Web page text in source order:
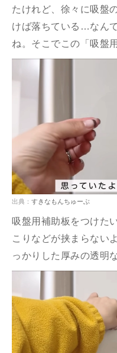
たけれど、徐々に吸盤
けば落ちている…なん
ね。そこでこの「吸盤
出典： すきなもんちゅーぶ
吸盤用補助板をつけた
こりなどが挟まらない
っかりした厚みの透明